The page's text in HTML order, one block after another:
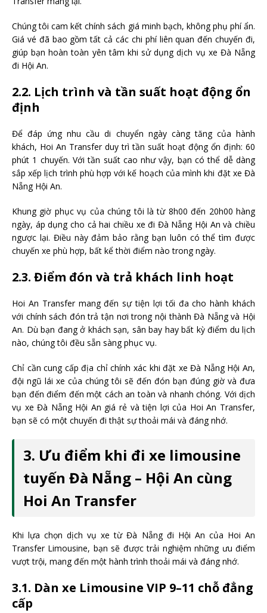
Chúng tôi cam kết chính sách giá minh bạch, không phụ phí ẩn.
Giá vé đã bao gồm tất cả các chi phí liên quan đến chuyến đi,
giúp bạn hoàn toàn yên tâm khi sử dụng dịch vụ xe Đà Nẵng
đi Hội An.
2.2. Lịch trình và tần suất hoạt động ổn
định
Để đáp ứng nhu cầu di chuyển ngày càng tăng của hành
khách, Hoi An Transfer duy trì tần suất hoạt động ổn định: 60
phút 1 chuyến. Với tần suất cao như vậy, bạn có thể dễ dàng
sắp xếp lịch trình phù hợp với kế hoạch của mình khi đặt xe Đà
Nẵng Hội An.
Khung giờ phục vụ của chúng tôi là từ 8h00 đến 20h00 hàng
ngày, áp dụng cho cả hai chiều xe đi Đà Nẵng Hội An và chiều
ngược lại. Điều này đảm bảo rằng bạn luôn có thể tìm được
chuyến xe phù hợp, bất kể thời điểm nào trong ngày.
2.3. Điểm đón và trả khách linh hoạt
Hoi An Transfer mang đến sự tiện lợi tối đa cho hành khách
với chính sách đón trả tận nơi trong nội thành Đà Nẵng và Hội
An. Dù bạn đang ở khách sạn, sân bay hay bất kỳ điểm du lịch
nào, chúng tôi đều sẵn sàng phục vụ.
Chỉ cần cung cấp địa chỉ chính xác khi đặt xe Đà Nẵng Hội An,
đội ngũ lái xe của chúng tôi sẽ đến đón bạn đúng giờ và đưa
bạn đến điểm đến một cách an toàn và nhanh chóng. Với dịch
vụ xe Đà Nẵng Hội An giá rẻ và tiện lợi của Hoi An Transfer,
bạn sẽ có một chuyến đi thật sự thoải mái và đáng nhớ.
3. Ưu điểm khi đi xe limousine
tuyến Đà Nẵng – Hội An cùng
Hoi An Transfer
Khi lựa chọn dịch vụ xe từ Đà Nẵng đi Hội An của Hoi An
Transfer Limousine, bạn sẽ được trải nghiệm những ưu điểm
vượt trội, mang đến một hành trình thoải mái và đáng nhớ.
3.1. Dàn xe Limousine VIP 9–11 chỗ đẳng
cấp